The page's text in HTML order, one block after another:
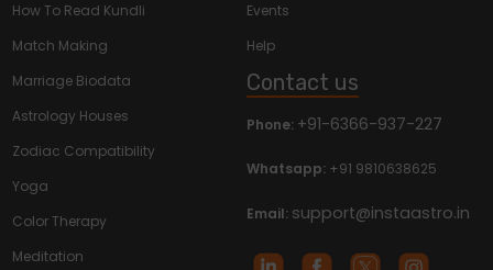
How To Read Kundli
Match Making
Marriage Biodata
Astrology Houses
Zodiac Compatibility
Yoga
Color Therapy
Meditation
Events
Help
Contact us
Phone: +91-6366-937-227
Whatsapp: +91 9810638625
Email: support@instaastro.in